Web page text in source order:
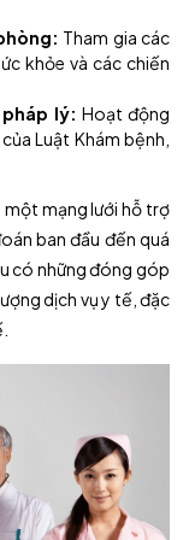
Tham gia các
khỏe và các chiến
lý: Hoạt động
Luật Khám bệnh,
một mạng lưới hỗ trợ
ban đầu đến quá
có những đóng góp
dịch vụ y tế, đặc